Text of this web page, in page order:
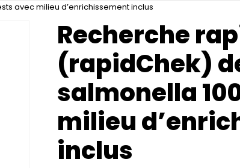
avec milieu d’enrichissement inclus
Recherche
(rapidChek)
salmonella
milieu
inclus